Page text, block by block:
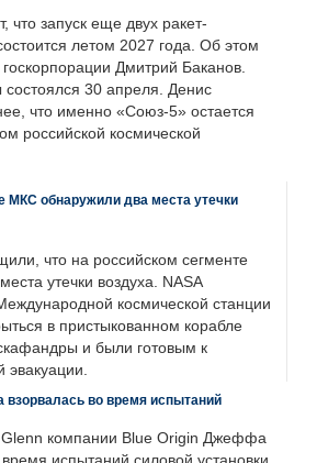
что запуск еще двух ракет-
летом 2027 года. Об этом
Дмитрий Баканов.
состоялся 30 апреля. Денис
что именно «Союз-5» остается
российской космической
МКС обнаружили два места утечки
что на российском сегменте
утечки воздуха. NASA
космической станции
в пристыкованном корабле
и были готовым к
эвакуации.
взорвалась во время испытаний
Glenn компании Blue Origin Джеффа